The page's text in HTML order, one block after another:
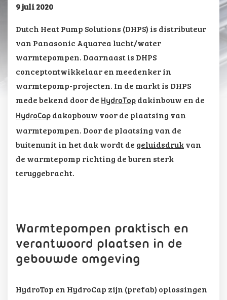
9 juli 2020
Dutch Heat Pump Solutions (DHPS) is distributeur
van Panasonic Aquarea lucht/water
warmtepompen. Daarnaast is DHPS
conceptontwikkelaar en meedenker in
warmtepomp-projecten. In de markt is DHPS
mede bekend door de HydroTop dakinbouw en de
HydroCap dakopbouw voor de plaatsing van
warmtepompen. Door de plaatsing van de
buitenunit in het dak wordt de geluidsdrukvan
de warmtepomp richting de buren sterk
teruggebracht.
Warmtepompen praktisch en
verantwoord plaatsen in de
gebouwde omgeving
HydroTop en HydroCap zijn (prefab) oplossingen